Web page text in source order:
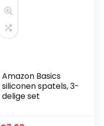
Amazon Basics
siliconen spatels, 3-
delige set